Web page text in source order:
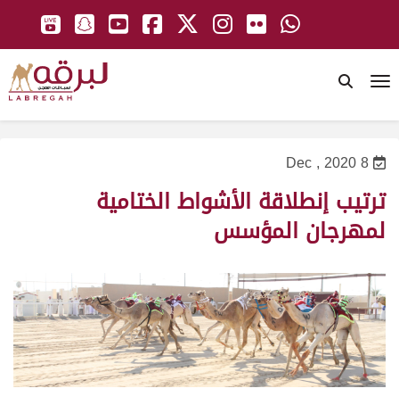
8 Dec , 2020
ترتيب إنطلاقة الأشواط الختامية
لمهرجان المؤسس